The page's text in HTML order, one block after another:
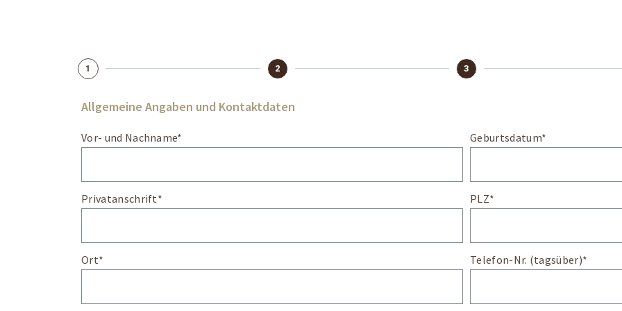
1 2 3
Allgemeine Angaben und Kontaktdaten
Vor- und Nachname* Geburtsdatum*
Privatanschrift* PLZ*
Ort* Telefon-Nr. (tagsüber)*